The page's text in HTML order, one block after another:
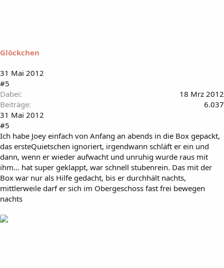
Glöckchen
31 Mai 2012
#5
Dabei
18 Mrz 2012
Beiträge
6.037
31 Mai 2012
#5
Ich habe Joey einfach von Anfang an abends in die Box gepackt,
das ersteQuietschen ignoriert, irgendwann schläft er ein und
dann, wenn er wieder aufwacht und unruhig wurde raus mit
ihm... hat super geklappt, war schnell stubenrein. Das mit der
Box war nur als Hilfe gedacht, bis er durchhält nachts,
mittlerweile darf er sich im Obergeschoss fast frei bewegen
nachts